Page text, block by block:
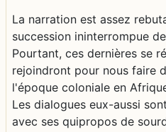
La narration est assez
succession ininterrompue
Pourtant, ces dernières se
rejoindront pour nous faire
l'époque coloniale en
Les dialogues eux-aussi
avec ses quipropos de